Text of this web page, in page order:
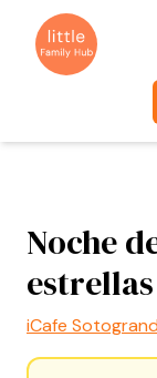
Noche
estrellas
iCafe